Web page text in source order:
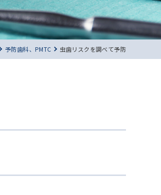
予防歯科、PMTC 虫歯リスクを調べて予防